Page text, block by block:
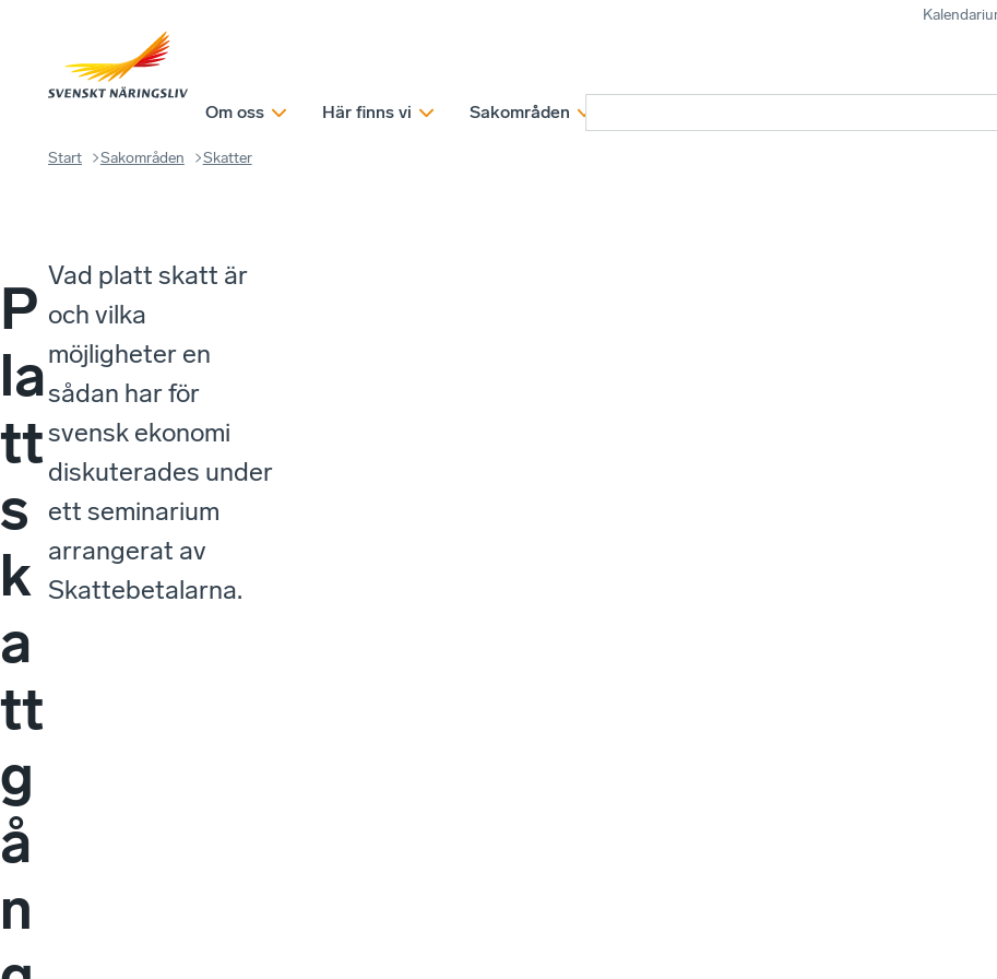
Om oss Här finns vi Sakområden
Start Sakområden Skatter
P
la
tt
s
k
a
tt
g
å
n
Vad platt skatt är
och vilka
möjligheter en
sådan har för
svensk ekonomi
diskuterades under
ett seminarium
arrangerat av
Skattebetalarna.